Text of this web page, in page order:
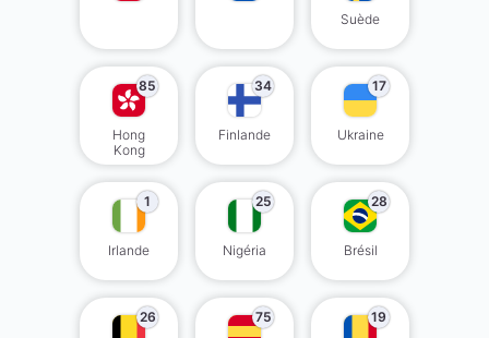
Suède
85
Hong
Kong
34
Finlande
17
Ukraine
1
Irlande
25
Nigéria
28
Brésil
26 75 19